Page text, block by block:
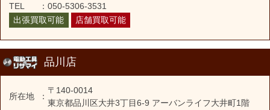
TEL
：050-5306-3531
出張買取可能
店舗買取可能
品川店
所在地 ：
〒140-0014
東京都品川区大井3丁目6-9 アーバンライフ大井町1階